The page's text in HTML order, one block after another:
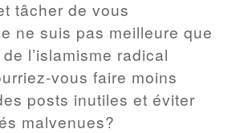
tâcher de vous
ne suis pas meilleure que
l’islamisme radical
vous faire moins
posts inutiles et éviter
malvenues?